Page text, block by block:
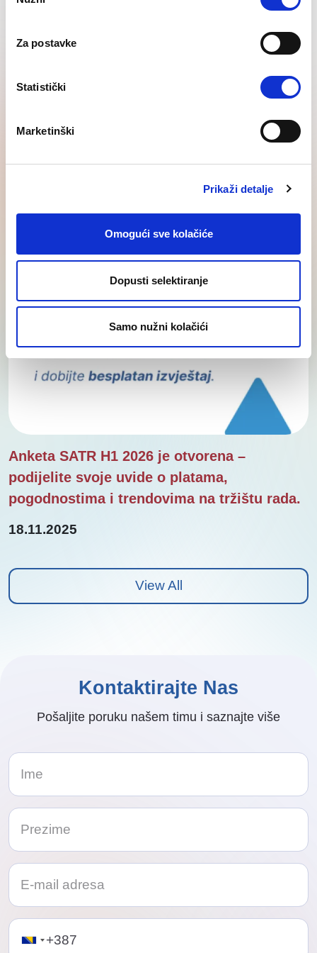
Za postavke
Statistički
Marketinški
Prikaži detalje
Omogući sve kolačiće
Dopusti selektiranje
Samo nužni kolačići
Posljednje
Regional SEE
insights
Anketa SATR H1 2026 je otvorena –
podijelite svoje uvide o platama,
pogodnostima i trendovima na tržištu rada.
18.11.2025
View All
Kontaktirajte Nas
Pošaljite poruku našem timu i saznajte više
Telephone